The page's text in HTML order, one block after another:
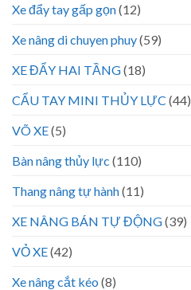
Xe đẩy tay gấp gọn(12)
Xe nâng di chuyen phuy(59)
XE ĐẨY HAI TẦNG(18)
CẨU TAY MINI THỦY LỰC (44)
VÕ XE(5)
Bàn nâng thủy lực (110)
Thang nâng tự hành(11)
XE NÂNG BÁN TỰ ĐỘNG(39)
VỎ XE(42)
Xe nâng cắt kéo (8)